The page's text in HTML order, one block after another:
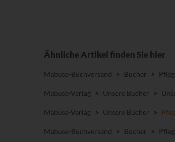
Ähnliche Artikel finden Sie hier
Mabuse-Buchversand > Bücher >
Mabuse-Verlag > Unsere Bücher >
Mabuse-Verlag > Unsere Bücher >
Mabuse-Buchversand > Bücher >